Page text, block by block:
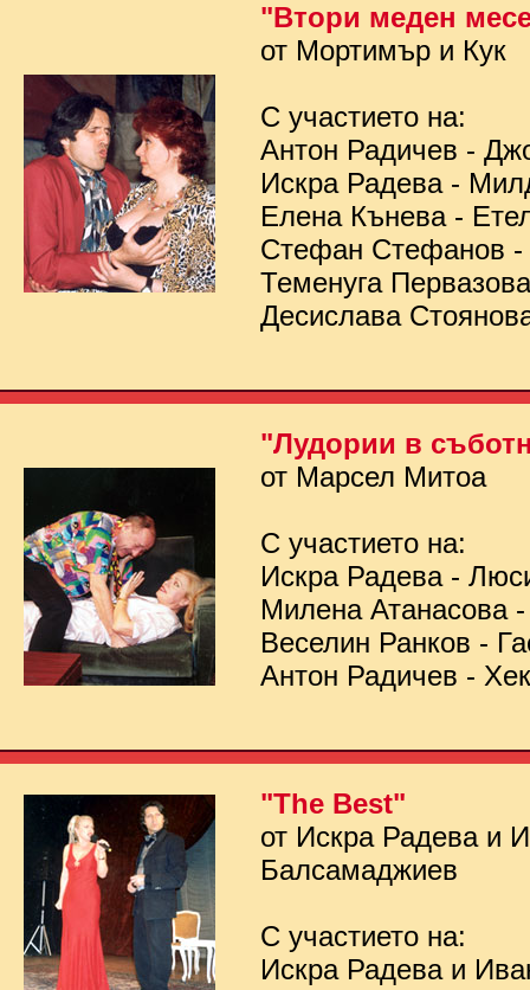
"Втори меден
от Мортимър и Кук
С участието на:
Антон Радичев -
Искра Радева -
Елена Кънева -
Стефан Стефанов
Теменуга
Десислава
"Лудории в
от Марсел Митоа
С участието на:
Искра Радева -
Милена Атанасова
Веселин Ранков -
Антон Радичев -
"The Best"
от Искра Радева и
Балсамаджиев
С участието на:
Искра Радева и